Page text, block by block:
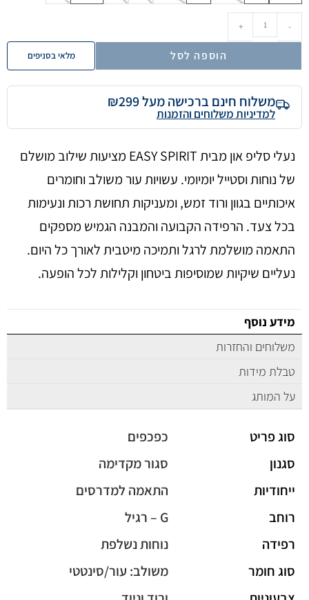
-
+
הוספה לסל מלאי בסניפים
משלוח חינם ברכישה מעל ₪299
למדיניות משלוחים והזמנות
נעלי סליפ און מבית EASY SPIRIT מציעות שילוב מושלם
של נוחות וסטייל יומיומי. עשויות עור משולב וחומרים
איכותיים בגוון ורוד זמש, ומעניקות תחושת רכות ונעימות
בכל צעד. הרפידה הקבועה והמבנה הגמיש מספקים
התאמה מושלמת לרגל ותמיכה מיטבית לאורך כל היום.
נעליים שיקיות שמוסיפות ביטחון וקלילות לכל הופעה.
מידע נוסף
משלוחים והחזרות
טבלת מידות
על המותג
סוג פריט
כפכפים
סגנון
סגור מקדימה
ייחודיות
התאמה למדרסים
רוחב
G – רגיל
רפידה
נוחות נשלפת
סוג חומר
משולב: עור/סינטטי